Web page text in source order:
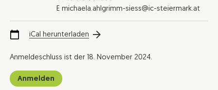
E michaela.ahlgrimm-siess@ic-steiermark.at
iCal herunterladen
Anmeldeschluss ist der 18. November 2024.
Anmelden